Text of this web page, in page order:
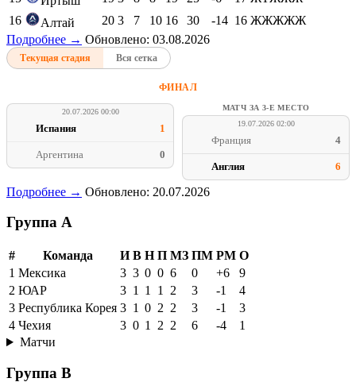
16
Алтай 20 3 7 10 16 30 -14 16 ЖЖЖЖЖ
Подробнее → Обновлено: 03.08.2026
Текущая стадия Вся сетка
ФИНАЛ
20.07.2026 00:00
Испания 1
Аргентина 0
МАТЧ ЗА 3-Е МЕСТО
19.07.2026 02:00
Франция 4
Англия 6
Подробнее → Обновлено: 20.07.2026
Группа A
# Команда И В Н П МЗ ПМ РМ О
1 Мексика 3 3 0 0 6 0 +6
9
2 ЮАР 3 1 1 1 2 3 -1
4
3 Республика Корея 3 1 0 2 2 3 -1
3
4 Чехия 3 0 1 2 2 6 -4
1
Матчи
Группа B